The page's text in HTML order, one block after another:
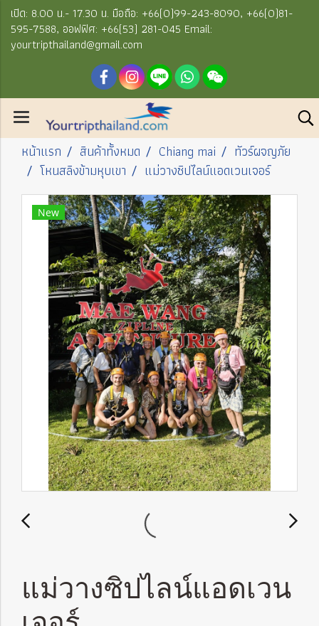
เปิด: 8.00 น.- 17.30 น. มือถือ: +66(0)99-243-8090, +66(0)81-
595-7588, ออฟฟิศ: +66(53) 281-045 Email:
yourtripthailand@gmail.com
หน้าแรก สินค้าทั้งหมด Chiang mai
ทัวร์ผจญภัย
โหนสลิงข้ามหุบเขา
แม่วางซิปไลน์แอดเวนเจอร์
New
แม่วางซิปไลน์แอดเวน